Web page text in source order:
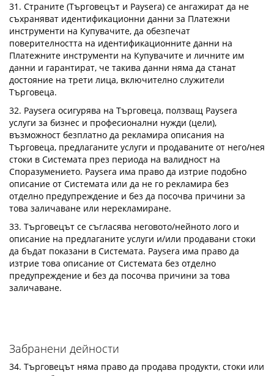
31. Страните (Търговецът и Paysera) се ангажират да не
съхраняват идентификационни данни за Платежни
инструменти на Купувачите, да обезпечат
поверителността на идентификационните данни на
Платежните инструменти на Купувачите и личните им
данни и гарантират, че такива данни няма да станат
достояние на трети лица, включително служители
Търговеца.
32. Paysera осигурява на Търговеца, ползващ Paysera
услуги за бизнес и професионални нужди (цели),
възможност безплатно да рекламира описания на
Търговеца, предлаганите услуги и продаваните от него/нея
стоки в Системата през периода на валидност на
Споразумението. Paysera има право да изтрие подобно
описание от Системата или да не го рекламира без
отделно предупреждение и без да посочва причини за
това заличаване или нерекламиране.
33. Търговецът се съгласява неговото/нейното лого и
описание на предлаганите услуги и/или продавани стоки
да бъдат показани в Системата. Paysera има право да
изтрие това описание от Системата без отделно
предупреждение и без да посочва причини за това
заличаване.
Забранени дейности
34. Търговецът няма право да продава продукти, стоки или